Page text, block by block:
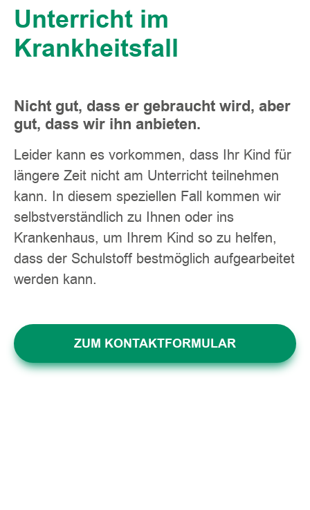
Unterricht im
Krankheitsfall
Nicht gut, dass er gebraucht wird, aber
gut, dass wir ihn anbieten.
Leider kann es vorkommen, dass Ihr Kind für
längere Zeit nicht am Unterricht teilnehmen
kann. In diesem speziellen Fall kommen wir
selbstverständlich zu Ihnen oder ins
Krankenhaus, um Ihrem Kind so zu helfen,
dass der Schulstoff bestmöglich aufgearbeitet
werden kann.
ZUM KONTAKTFORMULAR